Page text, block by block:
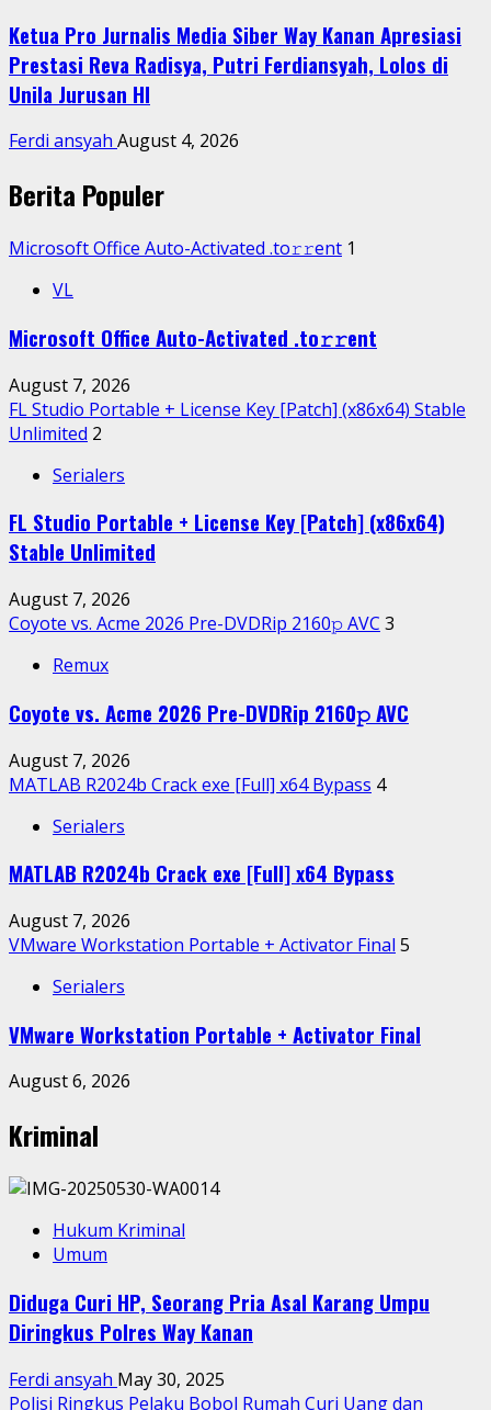
Ketua Pro Jurnalis Media Siber Way Kanan Apresiasi
Prestasi Reva Radisya, Putri Ferdiansyah, Lolos di
Unila Jurusan HI
Ferdi ansyah August 4, 2026
Berita Populer
Microsoft Office Auto-Activated .tо𝚛𝚛еnt 1
VL
Microsoft Office Auto-Activated .tо𝚛𝚛еnt
August 7, 2026
FL Studio Portable + License Key [Patch] (x86x64) Stable
Unlimited 2
Serialers
FL Studio Portable + License Key [Patch] (x86x64)
Stable Unlimited
August 7, 2026
Coyote vs. Acme 2026 Pre-DVDRip 2160𝚙 AVC 3
Remux
Coyote vs. Acme 2026 Pre-DVDRip 2160𝚙 AVC
August 7, 2026
MATLAB R2024b Crack exe [Full] x64 Bypass 4
Serialers
MATLAB R2024b Crack exe [Full] x64 Bypass
August 7, 2026
VMware Workstation Portable + Activator Final 5
Serialers
VMware Workstation Portable + Activator Final
August 6, 2026
Kriminal
Hukum Kriminal
Umum
Diduga Curi HP, Seorang Pria Asal Karang Umpu
Diringkus Polres Way Kanan
Ferdi ansyah May 30, 2025
Polisi Ringkus Pelaku Bobol Rumah Curi Uang dan